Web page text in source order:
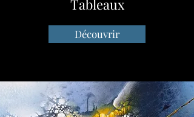
Tableaux
Découvrir